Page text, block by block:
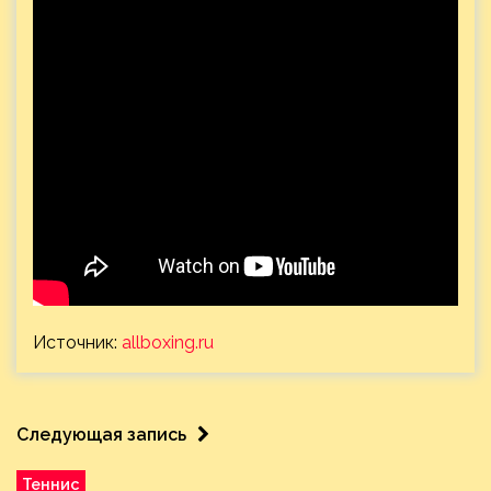
Источник: allboxing.ru
Следующая запись
Теннис